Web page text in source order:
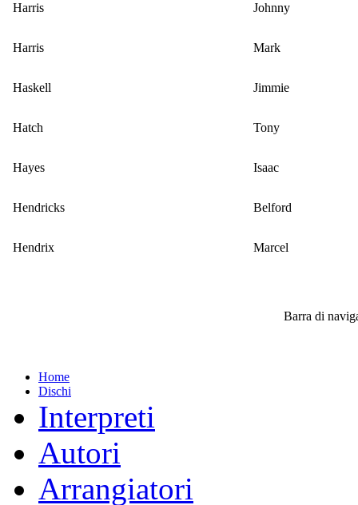
Harris Johnny
Harris Mark
Haskell Jimmie
Hatch Tony
Hayes Isaac
Hendricks Belford
Hendrix Marcel
Barra di
Home
Dischi
Interpreti
Autori
Arrangiatori